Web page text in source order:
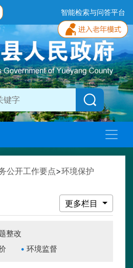
智能检索与问答平台
公开工作要点>环境保护
更多栏目
整改
环境监督